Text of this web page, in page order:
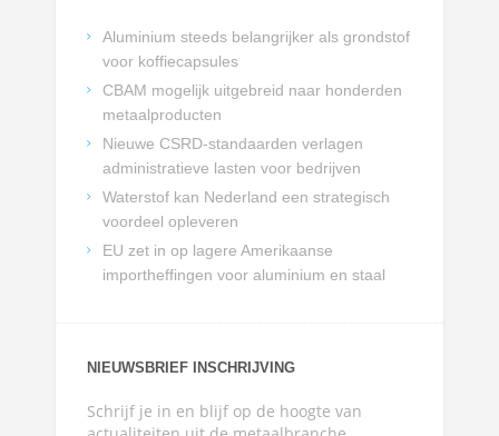
Aluminium steeds belangrijker als grondstof
voor koffiecapsules
CBAM mogelijk uitgebreid naar honderden
metaalproducten
Nieuwe CSRD-standaarden verlagen
administratieve lasten voor bedrijven
Waterstof kan Nederland een strategisch
voordeel opleveren
EU zet in op lagere Amerikaanse
importheffingen voor aluminium en staal
NIEUWSBRIEF INSCHRIJVING
Schrijf je in en blijf op de hoogte van